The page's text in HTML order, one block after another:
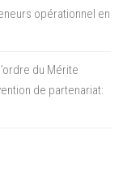
opérationnel en
du Mérite
de partenariat: